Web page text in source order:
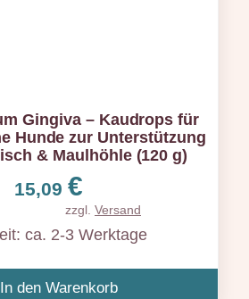
Gingiva – Kaudrops für
Hunde zur Unterstützung
& Maulhöhle (120 g)
15,09€
zzgl. Versand
ca. 2-3 Werktage
In den Warenkorb